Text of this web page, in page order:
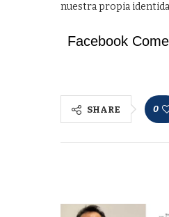
nuestra propia
Facebook
SHARE 0